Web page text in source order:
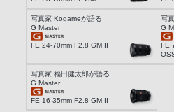
写真家 Kogameが語る
G Master
FE 24-70mm F2.8 GM II
写
G
FE
写真家 福田健太郎が語る
G Master
FE 16-35mm F2.8 GM II